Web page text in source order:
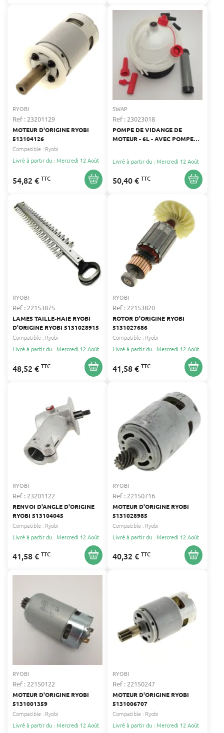
RYOBI
Ref : 23201129
MOTEUR D'ORIGINE RYOBI
513104126
Compatible : Ryobi
Livré à partir du : Mercredi 12 Août
54,82 € TTC
SWAP
Ref : 23023018
POMPE DE VIDANGE DE
MOTEUR - 6L - AVEC POMPE
Livré à partir du : Mercredi 12 Août
50,40 € TTC
RYOBI
Ref : 22153875
LAMES TAILLE-HAIE RYOBI
D'ORIGINE RYOBI 5131028915
Compatible : Ryobi
Livré à partir du : Mercredi 12 Août
48,52 € TTC
RYOBI
Ref : 22153820
ROTOR D'ORIGINE RYOBI
5131027686
Compatible : Ryobi
Livré à partir du : Mercredi 12 Août
41,58 € TTC
RYOBI
Ref : 23201122
RENVOI D'ANGLE D'ORIGINE
RYOBI 513104045
Compatible : Ryobi
Livré à partir du : Mercredi 12 Août
41,58 € TTC
RYOBI
Ref : 22150716
MOTEUR D'ORIGINE RYOBI
5131028985
Compatible : Ryobi
Livré à partir du : Mercredi 12 Août
40,32 € TTC
RYOBI
Ref : 22150122
MOTEUR D'ORIGINE RYOBI
5131001359
Compatible : Ryobi
Livré à partir du : Mercredi 12 Août
RYOBI
Ref : 22150247
MOTEUR D'ORIGINE RYOBI
5131006707
Compatible : Ryobi
Livré à partir du : Mercredi 12 Août